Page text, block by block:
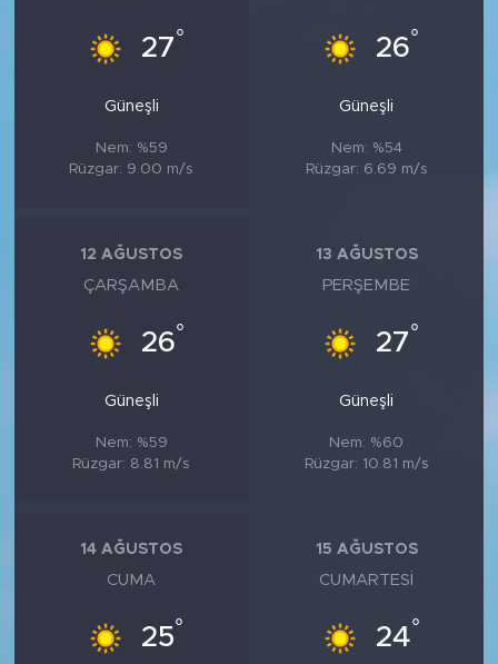
27°
Güneşli
Nem: %59
Rüzgar: 9.00 m/s
26°
Güneşli
Nem: %54
Rüzgar: 6.69 m/s
12 AĞUSTOS
ÇARŞAMBA
26°
Güneşli
Nem: %59
Rüzgar: 8.81 m/s
13 AĞUSTOS
PERŞEMBE
27°
Güneşli
Nem: %60
Rüzgar: 10.81 m/s
14 AĞUSTOS
CUMA
25°
15 AĞUSTOS
CUMARTESI
24°